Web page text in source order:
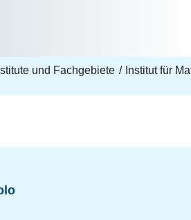
und Fachgebiete Institut für